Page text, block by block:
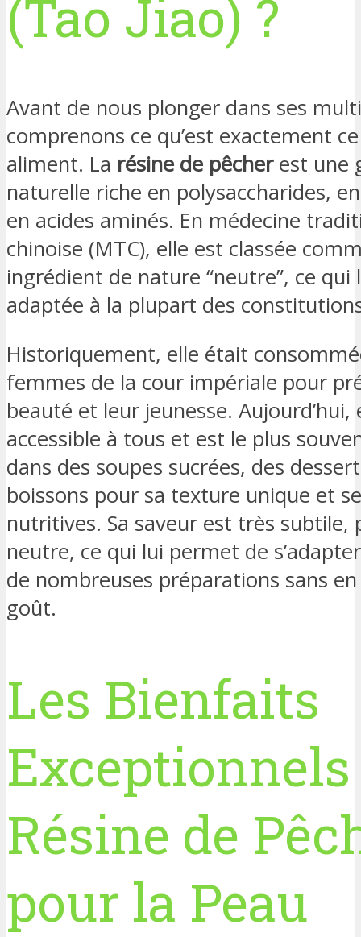
(Tao Jiao) ?
Avant de nous plonger dans ses
comprenons ce qu’est exactement
aliment. La résine de pêcherest une
naturelle riche en polysaccharides,
en acides aminés. En médecine
chinoise (MTC), elle est classée
ingrédient de nature “neutre”, ce qui
adaptée à la plupart des
Historiquement, elle était
femmes de la cour impériale pour
beauté et leur jeunesse. Aujourd’hui,
accessible à tous et est le plus
dans des soupes sucrées, des
boissons pour sa texture unique et
nutritives. Sa saveur est très subtile,
neutre, ce qui lui permet de
de nombreuses préparations sans
goût.
Les Bienfaits
Résine de
pour la Peau